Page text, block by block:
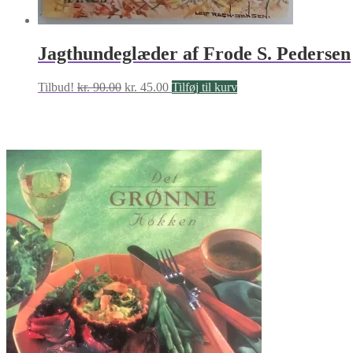
Jagthundeglæder af Frode S. Pedersen
Tilbud! kr.90.00 Den
kr. 45.00Den
Tilføj til kurv